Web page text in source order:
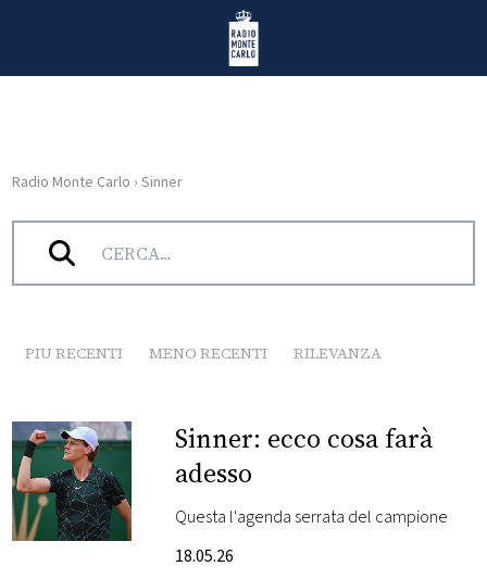
Radio Monte Carlo
HOME
RADIO
NEWS
FOTO
Radio Monte Carlo › Sinner
Tag:Sinner
PIU RECENTI MENO RECENTI RILEVANZA
Sinner: ecco cosa farà
adesso
Questa l'agenda serrata del campione
18.05.26